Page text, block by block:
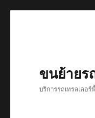
ขนย้ายร
บริการรถเทรลเลอ